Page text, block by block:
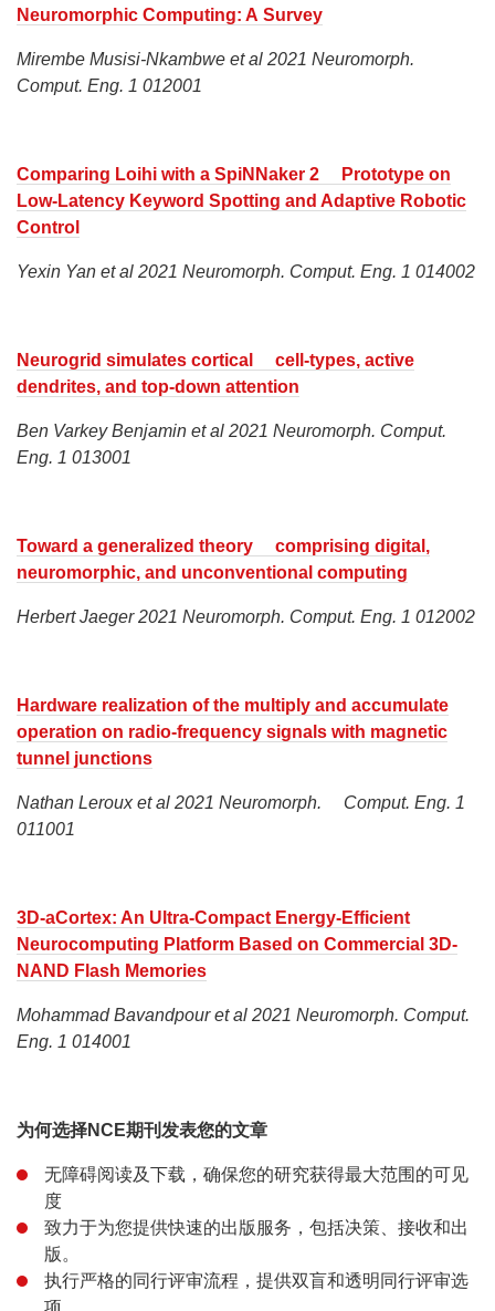
Neuromorphic Computing: A Survey
Mirembe Musisi-Nkambwe et al 2021 Neuromorph.
Comput. Eng. 1 012001
Comparing Loihi with a SpiNNaker 2 Prototype on
Low-Latency Keyword Spotting and Adaptive Robotic
Control
Yexin Yan et al 2021 Neuromorph. Comput. Eng. 1 014002
Neurogrid simulates cortical cell-types, active
dendrites, and top-down attention
Ben Varkey Benjamin et al 2021 Neuromorph. Comput.
Eng. 1 013001
Toward a generalized theory comprising digital,
neuromorphic, and unconventional computing
Herbert Jaeger 2021 Neuromorph. Comput. Eng. 1 012002
Hardware realization of the multiply and accumulate
operation on radio-frequency signals with magnetic
tunnel junctions
Nathan Leroux et al 2021 Neuromorph. Comput. Eng. 1
011001
3D-aCortex: An Ultra-Compact Energy-Efficient
Neurocomputing Platform Based on Commercial 3D-
NAND Flash Memories
Mohammad Bavandpour et al 2021 Neuromorph. Comput.
Eng. 1 014001
为何选择NCE期刊发表您的文章
无障碍阅读及下载，确保您的研究获得最大范围的可见
度
致力于为您提供快速的出版服务，包括决策、接收和出
版。
执行严格的同行评审流程，提供双盲和透明同行评审选